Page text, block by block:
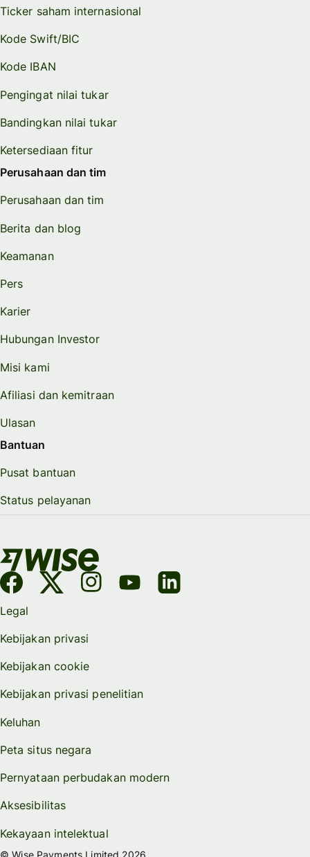
Ticker saham internasional
Kode Swift/BIC
Kode IBAN
Pengingat nilai tukar
Bandingkan nilai tukar
Ketersediaan fitur
Perusahaan dan tim
Perusahaan dan tim
Berita dan blog
Keamanan
Pers
Karier
Hubungan Investor
Misi kami
Afiliasi dan kemitraan
Ulasan
Bantuan
Pusat bantuan
Status pelayanan
Legal
Kebijakan privasi
Kebijakan cookie
Kebijakan privasi penelitian
Keluhan
Peta situs negara
Pernyataan perbudakan modern
Aksesibilitas
Kekayaan intelektual
© Wise Payments Limited 2026